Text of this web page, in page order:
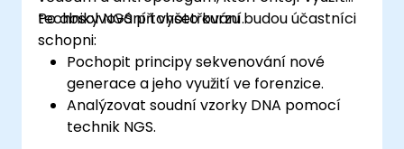
techniky NGS při vyšetřování.
Po absolvování tohoto kurzu budou účastníci
schopni:
Pochopit principy sekvenování nové
generace a jeho využití ve forenzice.
Analýzovat soudní vzorky DNA pomocí
technik NGS.